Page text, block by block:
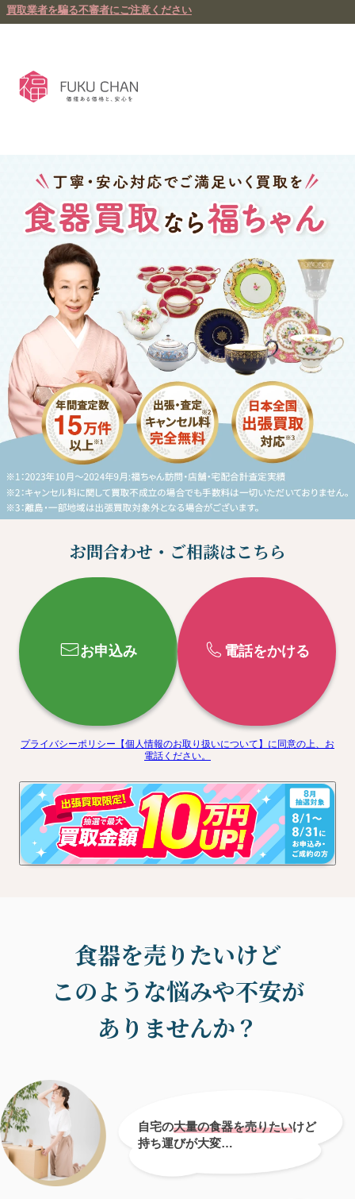
買取業者を騙る不審者にご注意ください
お問合わせ・ご相談はこちら
お申込み 電話をかける
プライバシーポリシー【個人情報のお取り扱いについて】に 同意の上、お
電話ください。
食器を売りたいけど
このような悩みや不安が
ありませんか？
自宅の大量の食器を売りたいけど
持ち運びが大変…